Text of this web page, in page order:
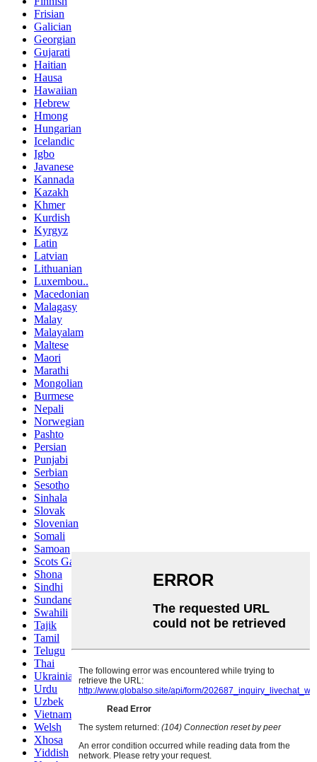
Frisian
Galician
Georgian
Gujarati
Haitian
Hausa
Hawaiian
Hebrew
Hmong
Hungarian
Icelandic
Igbo
Javanese
Kannada
Kazakh
Khmer
Kurdish
Kyrgyz
Latin
Latvian
Lithuanian
Luxembou..
Macedonian
Malagasy
Malay
Malayalam
Maltese
Maori
Marathi
Mongolian
Burmese
Nepali
Norwegian
Pashto
Persian
Punjabi
Serbian
Sesotho
Sinhala
Slovak
Slovenian
Somali
Samoan
Scots Gaelic
Shona
Sindhi
Sundanese
Swahili
Tajik
Tamil
Telugu
Thai
Ukrainian
Urdu
Uzbek
Vietnamese
Welsh
Xhosa
Yiddish